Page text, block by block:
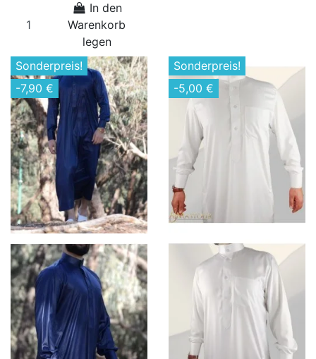
In den
Warenkorb
legen
Sonderpreis!
-7,90 €
Sonderpreis!
-5,00 €